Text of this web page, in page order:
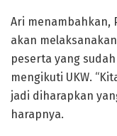
Ari menambahkan,
akan
peserta yang
mengikuti UKW.
jadi diharapkan
harapnya.